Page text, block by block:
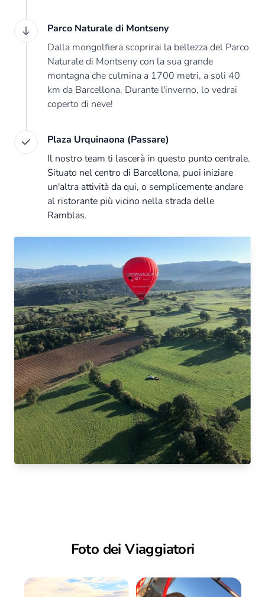
Parco Naturale di Montseny
Dalla mongolfiera scoprirai la bellezza del Parco
Naturale di Montseny con la sua grande
montagna che culmina a 1700 metri, a soli 40
km da Barcellona. Durante l'inverno, lo vedrai
coperto di neve!
Plaza Urquinaona (Passare)
Il nostro team ti lascerà in questo punto centrale.
Situato nel centro di Barcellona, puoi iniziare
un'altra attività da qui, o semplicemente andare
al ristorante più vicino nella strada delle
Ramblas.
Foto dei Viaggiatori